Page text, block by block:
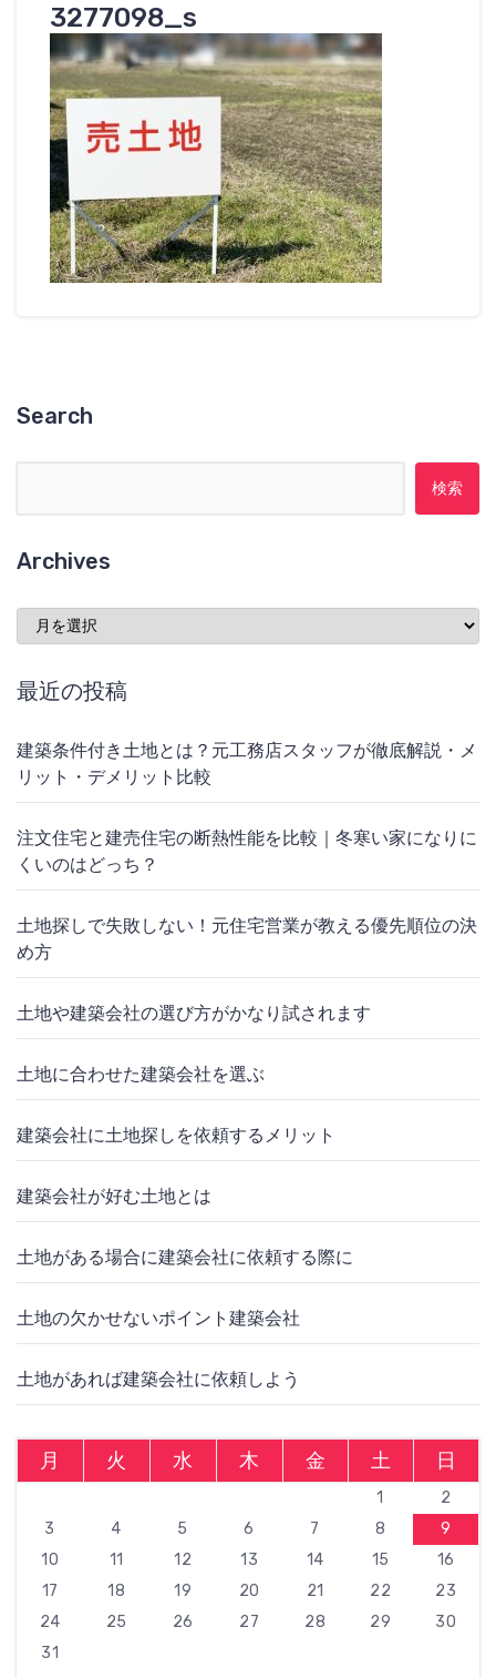
3277098_s
Search
Archives
Archives
最近の投稿
建築条件付き土地とは？元工務店スタッフが徹底解説・メ
リット・デメリット比較
注文住宅と建売住宅の断熱性能を比較｜冬寒い家になりに
くいのはどっち？
土地探しで失敗しない！元住宅営業が教える優先順位の決
め方
土地や建築会社の選び方がかなり試されます
土地に合わせた建築会社を選ぶ
建築会社に土地探しを依頼するメリット
建築会社が好む土地とは
土地がある場合に建築会社に依頼する際に
土地の欠かせないポイント建築会社
土地があれば建築会社に依頼しよう
月 火 水 木 金 土 日
1
2
3
4 5 6 7 8
9
10
11 12 13 14 15
16
17
18 19 20 21 22
23
24
25 26 27 28 29
30
31